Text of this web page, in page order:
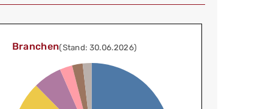
Branchen(Stand: 30.06.2026)